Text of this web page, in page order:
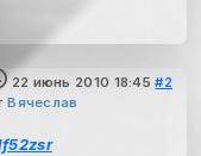
22 июнь 2010 18:45 #2
Вячеслав